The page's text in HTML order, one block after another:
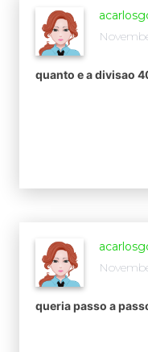
quanto e a divisao
queria passo a